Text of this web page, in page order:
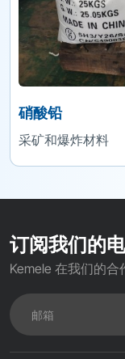
硝酸铅
采矿和爆炸材料
订阅我们的
Kemele 在我们的合